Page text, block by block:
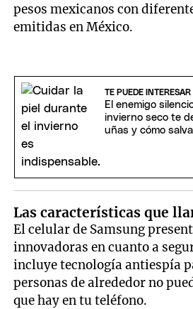
pesos mexicanos con
emitidas en México.
TE PUEDE INTERESAR
El enemigo
invierno seco te
uñas y cómo
Las características que
El celular de Samsung
innovadoras en cuanto a
incluye tecnología antiespía
personas de alrededor no
que hay en tu teléfono.